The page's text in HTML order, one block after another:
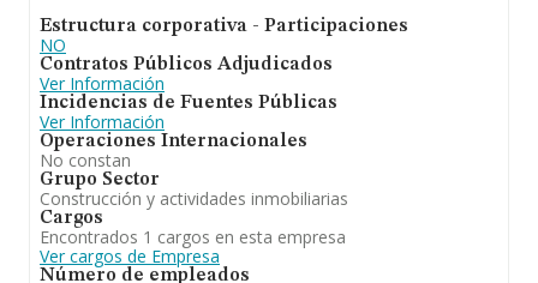
Estructura corporativa - Participaciones
NO
Contratos Públicos Adjudicados
Ver Información
Incidencias de Fuentes Públicas
Ver Información
Operaciones Internacionales
No constan
Grupo Sector
Construcción y actividades inmobiliarias
Cargos
Encontrados 1 cargos en esta empresa
Ver cargos de Empresa
Número de empleados